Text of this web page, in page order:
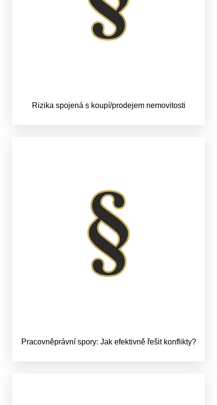
Rizika spojená s koupí/prodejem nemovitosti
Pracovněprávní spory: Jak efektivně řešit konflikty?